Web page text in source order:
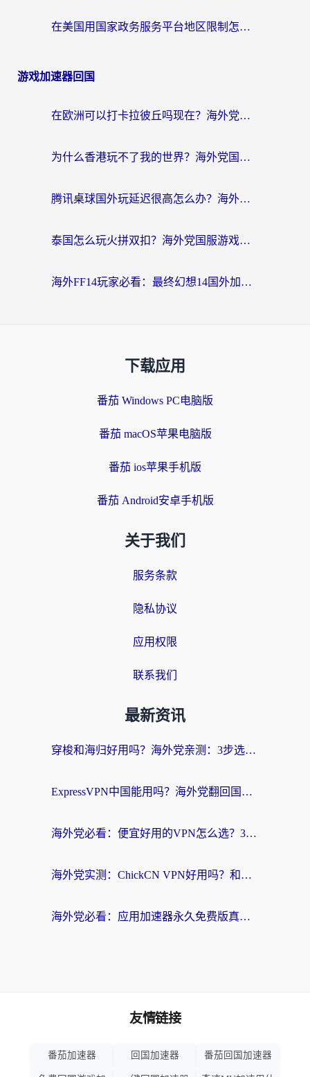
在美国用国家政务服务平台地区限制怎么办？海外华人必备的突破攻略（附追剧看片技巧）
游戏加速器回国
在欧洲可以打卡拉彼丘吗现在？海外党国服游戏加速器终极避坑指南
为什么香港玩不了我的世界？海外党国服游戏加速终极解决方案
腾讯桌球国外玩延迟很高怎么办？海外党亲测有效的国服游戏加速指南
泰国怎么玩火拼双扣？海外党国服游戏加速终极指南（附暗区突围植物大战僵尸实测）
海外FF14玩家必看：最终幻想14国外加速器下载安装全攻略+卡顿解决秘籍
下载应用
番茄 Windows PC电脑版
番茄 macOS苹果电脑版
番茄 ios苹果手机版
番茄 Android安卓手机版
关于我们
服务条款
隐私协议
应用权限
联系我们
最新资讯
穿梭和海归好用吗？海外党亲测：3步选对回国加速器，无缝刷国内剧玩手游
ExpressVPN中国能用吗？海外党翻回国内的加速器选择指南（附番茄加速器实测）
海外党必看：便宜好用的VPN怎么选？3步解决回国访问难题+Steam改区技巧
海外党实测：ChickCN VPN好用吗？和OurPlay VPN对比哪个回国效果更好？附避坑指南
海外党必看：应用加速器永久免费版真的靠谱吗？教你选对回国加速器无缝刷国内资源
友情链接
番茄加速器 回国加速器 番茄回国加速器